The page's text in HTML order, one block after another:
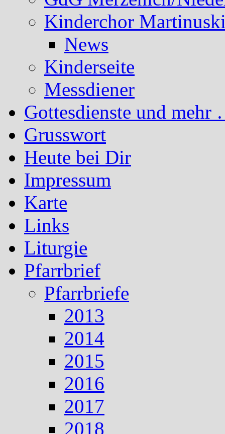
Kinderchor
News
Kinderseite
Messdiener
Gottesdienste und mehr
Grusswort
Heute bei Dir
Impressum
Karte
Links
Liturgie
Pfarrbrief
Pfarrbriefe
2013
2014
2015
2016
2017
2018